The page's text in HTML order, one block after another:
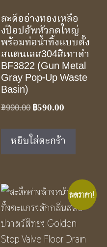
สะดืออ่างทองเหลือ
งป๊อปอัพหัวกดใหญ่
พร้อมท่อน้ำทิ้งแบบตั้ง
สแตนเลส304สีเทาดำ
BF3822 (Gun Metal
Gray Pop-Up Waste
Basin)
฿990.00 Original
was:
฿990.00.
฿590.00Current
฿590.00.
หยิบใส่ตะกร้า
ลดราคา!